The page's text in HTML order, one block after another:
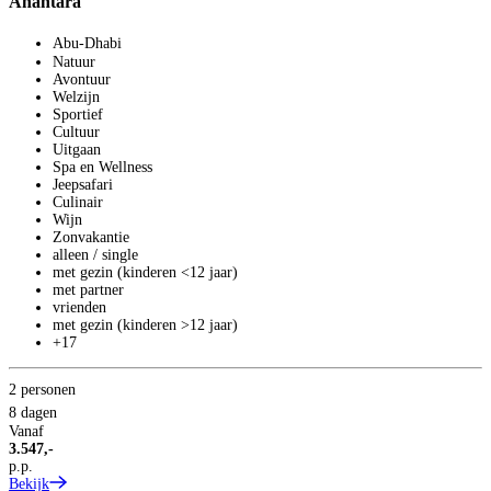
Abu-Dhabi
Natuur
Avontuur
Welzijn
Sportief
Cultuur
Uitgaan
Spa en Wellness
Jeepsafari
Culinair
Wijn
Zonvakantie
alleen / single
met gezin (kinderen <12 jaar)
met partner
vrienden
met gezin (kinderen >12 jaar)
+17
2 personen
8 dagen
Vanaf
3.547,-
p.p.
Bekijk